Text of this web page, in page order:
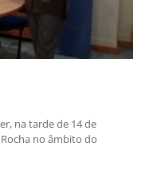
na tarde de 14 de
no âmbito do